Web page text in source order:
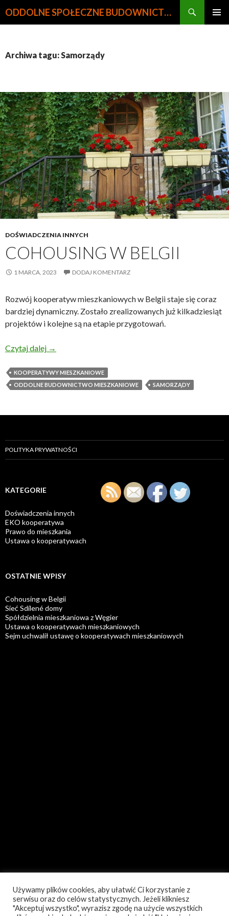
ODDOLNE SPOŁECZNE BUDOWNICTWO MIESZKANIOWE
Archiwa tagu: Samorządy
DOŚWIADCZENIA INNYCH
COHOUSING W BELGII
1 MARCA, 2023 DODAJ KOMENTARZ
Rozwój kooperatyw mieszkaniowych w Belgii staje się coraz
bardziej dynamiczny. Zostało zrealizowanych już kilkadziesiąt
projektów i kolejne są na etapie przygotowań.
Czytaj dalej Cohousing w Belgii
→
KOOPERATYWY MIESZKANIOWE
ODDOLNE BUDOWNICTWO MIESZKANIOWE
SAMORZĄDY
POLITYKA PRYWATNOŚCI
KATEGORIE
Doświadczenia innych
EKO kooperatywa
Prawo do mieszkania
Ustawa o kooperatywach
OSTATNIE WPISY
Cohousing w Belgii
Sieć Sdílené domy
Spółdzielnia mieszkaniowa z Węgier
Ustawa o kooperatywach mieszkaniowych
Sejm uchwalił ustawę o kooperatywach mieszkaniowych
Używamy plików cookies, aby ułatwić Ci korzystanie z
serwisu oraz do celów statystycznych. Jeżeli klikniesz
"Akceptuj wszystko", wyrazisz zgodę na użycie wszystkich